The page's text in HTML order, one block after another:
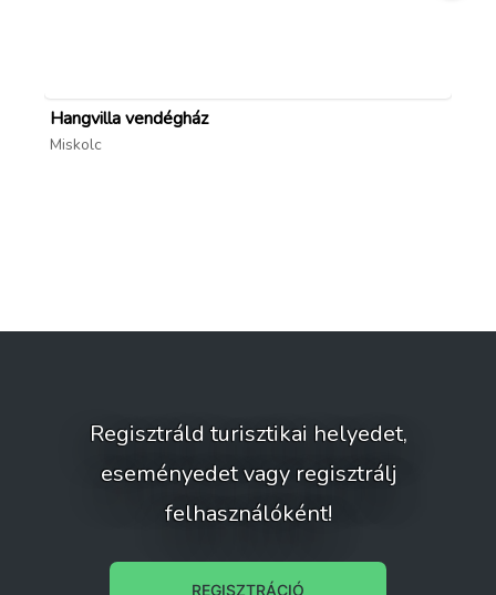
Hangvilla vendégház
Miskolc
Regisztráld turisztikai helyedet,
eseményedet vagy regisztrálj
felhasználóként!
REGISZTRÁCIÓ